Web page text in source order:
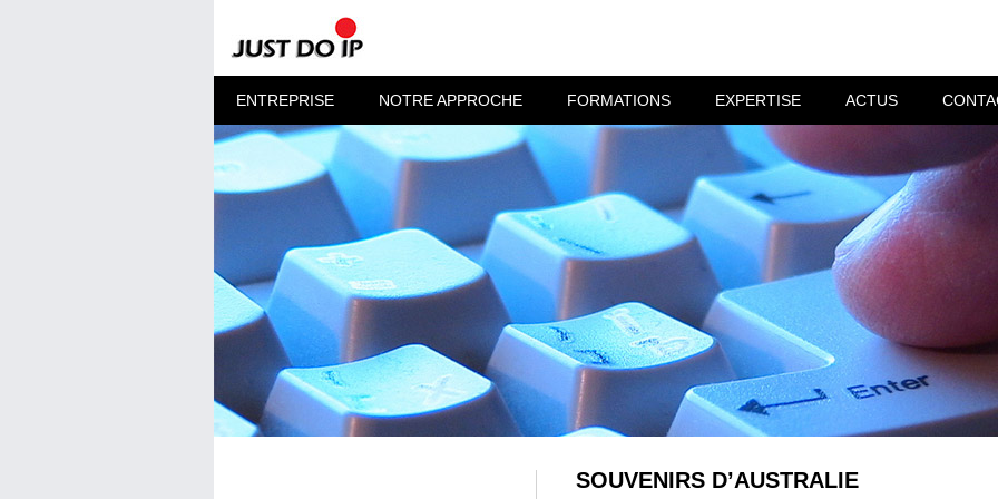
ENTREPRISE NOTRE APPROCHE FORMATIONS EXPERTISE ACTUS
SOUVENIRS D’AUSTRALIE